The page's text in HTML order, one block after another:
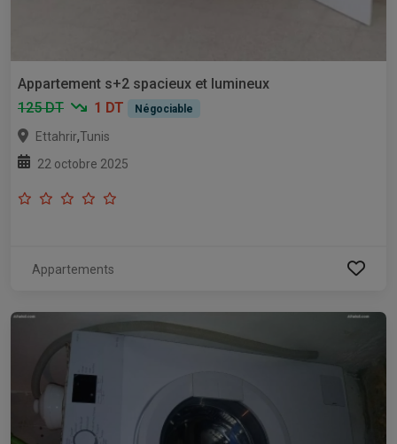
Appartement s+2 spacieux et lumineux
125 DT
1 DT Négociable
Ettahrir,Tunis
22 octobre 2025
Appartements